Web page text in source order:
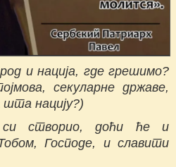
и нација, где грешимо?
секуларне државе,
шта нацију?)
си створио, доћи ће и
Господе, и славити